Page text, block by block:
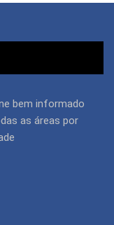
bem informado
as áreas por